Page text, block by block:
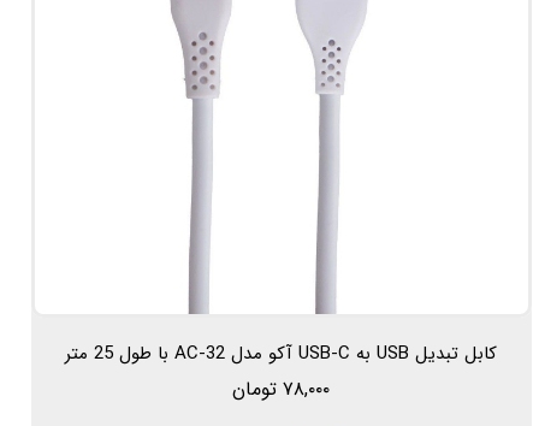
کابل تبدیل USB به USB-C آکو مدل AC-32 با طول 25 متر
۷۸,۰۰۰ تومان